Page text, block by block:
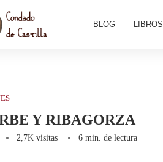
BLOG LIBROS
Y RIBAGORZA
2,7Kvisitas 6 min. de lectura